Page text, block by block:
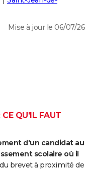
Mise à jour le 06/07/26
CE QU'IL FAUT
d'un candidat au
scolaire où il
brevet à proximité de